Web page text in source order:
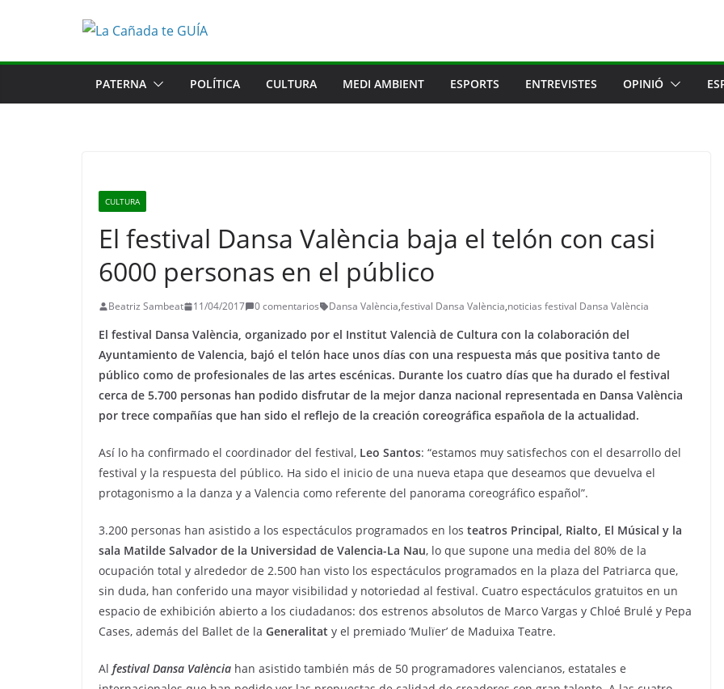
PATERNA POLÍTICA CULTURA MEDI AMBIENT ESPORTS ENTREVISTES OPINIÓ
CULTURA
El festival Dansa València baja el telón con casi
6000 personas en el público
Beatriz Sambeat 11/04/2017 0 comentarios Dansa València,festival Dansa València,noticias festival Dansa València
El festival Dansa València, organizado por el Institut Valencià de Cultura con la colaboración del
Ayuntamiento de Valencia, bajó el telón hace unos días con una respuesta más que positiva tanto de
público como de profesionales de las artes escénicas. Durante los cuatro días que ha durado el festival
cerca de 5.700 personas han podido disfrutar de la mejor danza nacional representada en Dansa València
por trece compañías que han sido el reflejo de la creación coreográfica española de la actualidad.
Así lo ha confirmado el coordinador del festival, Leo Santos: “estamos muy satisfechos con el desarrollo del
festival y la respuesta del público. Ha sido el inicio de una nueva etapa que deseamos que devuelva el
protagonismo a la danza y a Valencia como referente del panorama coreográfico español”.
3.200 personas han asistido a los espectáculos programados en los teatros Principal, Rialto, El Músical y la
sala Matilde Salvador de la Universidad de Valencia-La Nau, lo que supone una media del 80% de la
ocupación total y alrededor de 2.500 han visto los espectáculos programados en la plaza del Patriarca que,
sin duda, han conferido una mayor visibilidad y notoriedad al festival. Cuatro espectáculos gratuitos en un
espacio de exhibición abierto a los ciudadanos: dos estrenos absolutos de Marco Vargas y Chloé Brulé y Pepa
Cases, además del Ballet de la Generalitat y el premiado ‘Mulïer’ de Maduixa Teatre.
Al festival Dansa València han asistido también más de 50 programadores valencianos, estatales e